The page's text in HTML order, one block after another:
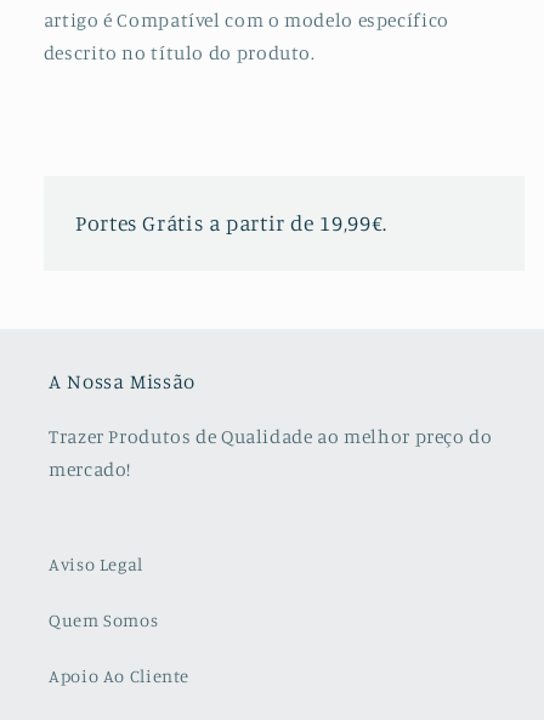
artigo é Compatível com o modelo específico
descrito no título do produto.
Portes Grátis a partir de 19,99€.
A Nossa Missão
Trazer Produtos de Qualidade ao melhor preço do
mercado!
Aviso Legal
Quem Somos
Apoio Ao Cliente